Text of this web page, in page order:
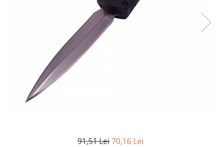
Seturi de cutite & accesorii
vanatoare si tactice
BINOCLURI & LUNETE
Prastii profesionale de vanatoare
Rucsacuri si huse
Bile metalice
SPORTURI DE ECHIPA
Mori cereale si furaje
91,51 Lei70,16 Lei